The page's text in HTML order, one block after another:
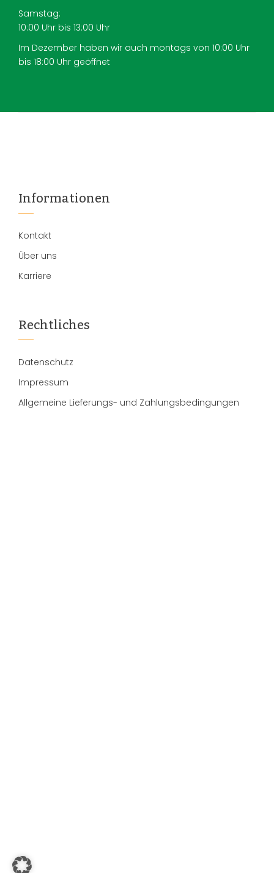
Samstag:
10:00 Uhr bis 13:00 Uhr
Im Dezember haben wir auch montags von 10:00 Uhr
bis 18:00 Uhr geöffnet
Informationen
Kontakt
Über uns
Karriere
Rechtliches
Datenschutz
Impressum
Allgemeine Lieferungs- und Zahlungsbedingungen